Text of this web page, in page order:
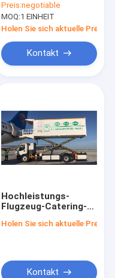
unser Entwurf
spezieller ist und
zum Preis ist
wettbewerbsfähig
Preis:negotiable
MOQ:1 EINHEIT
Holen Sie sich aktuelle Preis
Kontakt
Hochleistungs-
Flugzeug-Catering-
die Verpflegung am
Holen Sie sich aktuelle Preis
Kontakt